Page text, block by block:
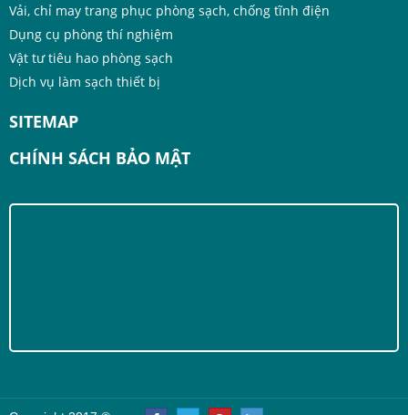
Vải, chỉ may trang phục phòng sạch, chống tĩnh điện
Dụng cụ phòng thí nghiệm
Vật tư tiêu hao phòng sạch
Dịch vụ làm sạch thiết bị
SITEMAP
CHÍNH SÁCH BẢO MẬT